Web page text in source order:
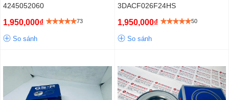
4245052060
1,950,000₫ 73
So sánh
3DACF026F24HS
1,950,000₫ 50
So sánh